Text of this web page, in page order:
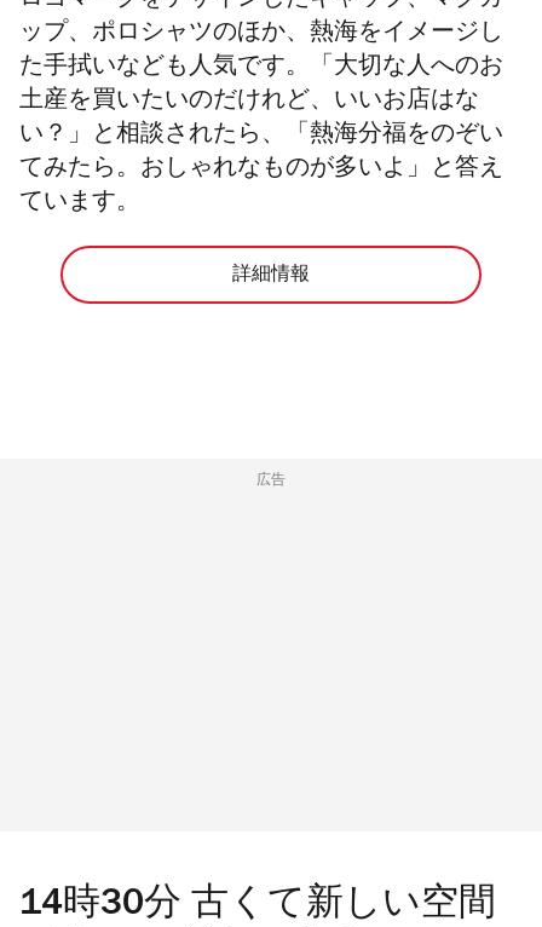
ップ、ポロシャツのほか、熱海をイメージし
た手拭いなども人気です。「大切な人へのお
土産を買いたいのだけれど、いいお店はな
い？」と相談されたら、「熱海分福をのぞい
てみたら。おしゃれなものが多いよ」と答え
ています。
詳細情報
広告
14時30分 古くて新しい空間